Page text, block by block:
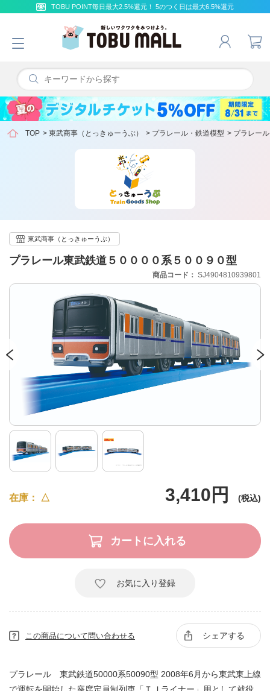
TOBU POINT毎日最大2.5%還元！ 5のつく日は最大6.5%還元
TOP > 東武商事（とっきゅーうぶ） > プラレール・鉄道模型 > プラレール
プラレール東武鉄道５００００系５００９０型
東武商事（とっきゅーうぶ）
在庫 △ 3,410円
商品コード SJ4904810939801
お気に入り登録
この商品について問い合わせる シェアする
プラレール 東武鉄道50000系50090型 2008年6月から東武東上線